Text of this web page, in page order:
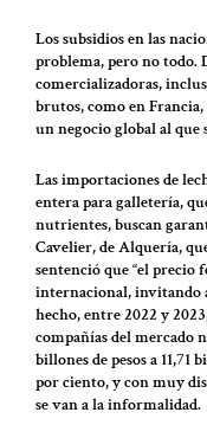
Los subsidios en las
problema, pero no todo.
comercializadoras,
brutos, como en
un negocio global al que
Las importaciones de
entera para galletería,
nutrientes, buscan
Cavelier, de Alquería,
sentenció que “el precio
internacional, invitando
hecho, entre 2022 y
compañías del mercado
billones de pesos a 11,71
por ciento, y con muy
se van a la informalidad.